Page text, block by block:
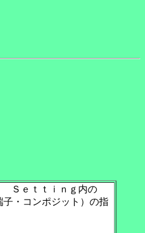
Ｓｅｔｔｉｎｇ内の
子・コンポジット）の指